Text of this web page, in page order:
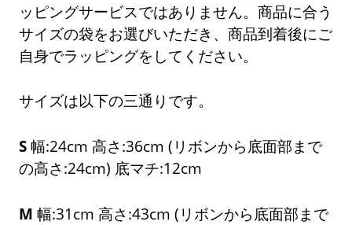
ッピングサービスではありません。商品に合う
サイズの袋をお選びいただき、商品到着後にご
自身でラッピングをしてください。
サイズは以下の三通りです。
S 幅:24cm 高さ:36cm (リボンから底面部まで
の高さ:24cm) 底マチ:12cm
M 幅:31cm 高さ:43cm (リボンから底面部まで